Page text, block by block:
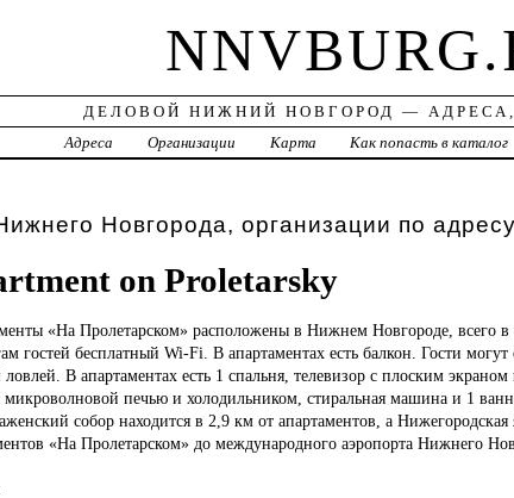
ДЕЛОВОЙ НИЖНИЙ НОВГОРОД —
Адреса
Организации Карта Как попасть в каталог
Новгорода, организации по
on Proletarsky
«На Пролетарском» расположены в Нижнем Новгороде, всего
гостей бесплатный Wi-Fi. В апартаментах есть балкон. Гости
В апартаментах есть 1 спальня, телевизор с плоским
микроволновой печью и холодильником, стиральная машина и 1
собор находится в 2,9 км от апартаментов, а
«На Пролетарском» до международного аэропорта Нижнего